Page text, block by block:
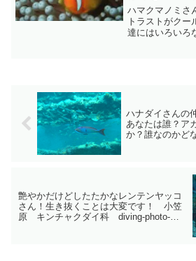
ォト
ハマクマノミさ
トラストがクー
達にはいろいろ
ハナダイさんの
あなたは誰？ア
か？誰なのかど
艶やかだけどしたたかなレンテンヤッコ
さん！生き抜くことは大変です！ 小笠
原 キンチャクダイ科 diving-photo‐